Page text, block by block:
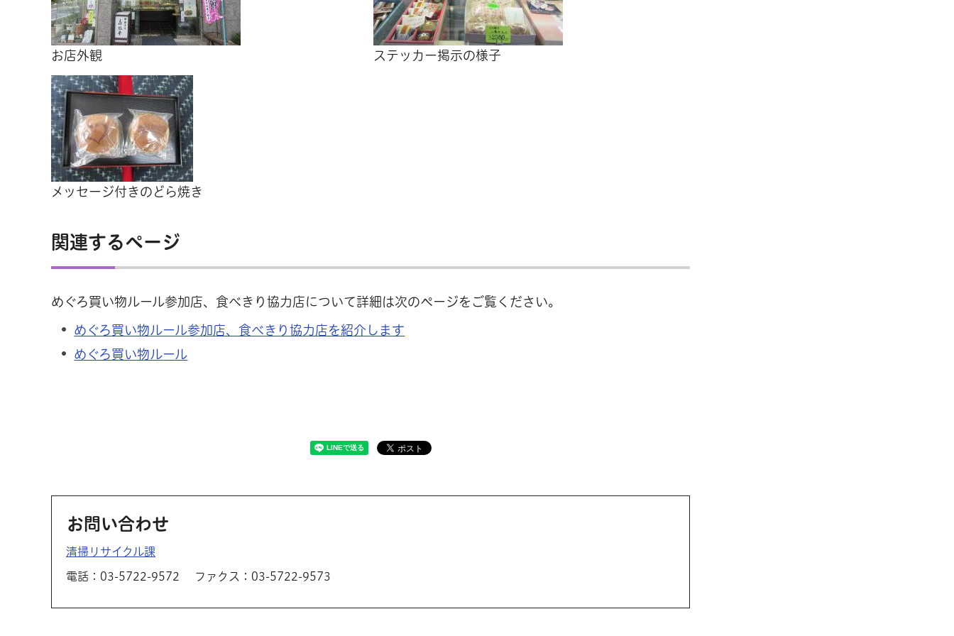
お店外観 ステッカー掲示の様子
メッセージ付きのどら焼き
関連するページ
めぐろ買い物ルール参加店、食べきり協力店について詳細は次のページをご覧ください。
めぐろ買い物ルール参加店、食べきり協力店を紹介します
めぐろ買い物ルール
お問い合わせ
清掃リサイクル課
電話：03-5722-9572 ファクス：03-5722-9573